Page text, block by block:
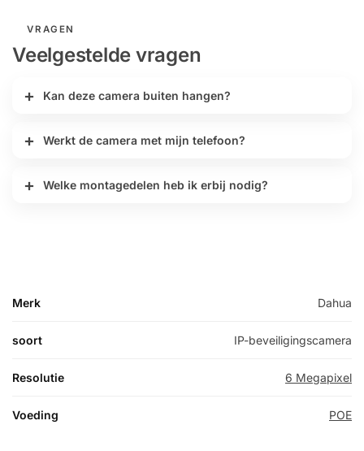
VRAGEN
Veelgestelde vragen
Kan deze camera buiten hangen?
Werkt de camera met mijn telefoon?
Welke montagedelen heb ik erbij nodig?
Merk Dahua
soort IP-beveiligingscamera
Resolutie 6 Megapixel
Voeding POE